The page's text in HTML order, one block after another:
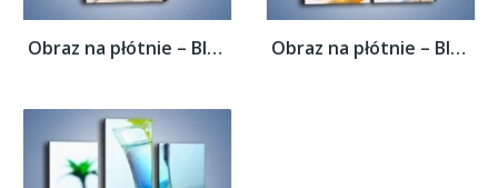
Obraz na płótnie – Blue curacao z miętą –... Obraz na płótnie – Blue curacao z miętą –...